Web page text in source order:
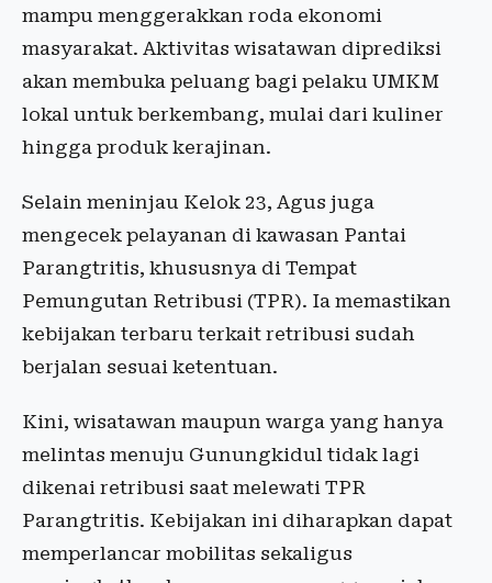
mampu menggerakkan roda ekonomi
masyarakat. Aktivitas wisatawan diprediksi
akan membuka peluang bagi pelaku UMKM
lokal untuk berkembang, mulai dari kuliner
hingga produk kerajinan.
Selain meninjau Kelok 23, Agus juga
mengecek pelayanan di kawasan Pantai
Parangtritis, khususnya di Tempat
Pemungutan Retribusi (TPR). Ia memastikan
kebijakan terbaru terkait retribusi sudah
berjalan sesuai ketentuan.
Kini, wisatawan maupun warga yang hanya
melintas menuju Gunungkidul tidak lagi
dikenai retribusi saat melewati TPR
Parangtritis. Kebijakan ini diharapkan dapat
memperlancar mobilitas sekaligus